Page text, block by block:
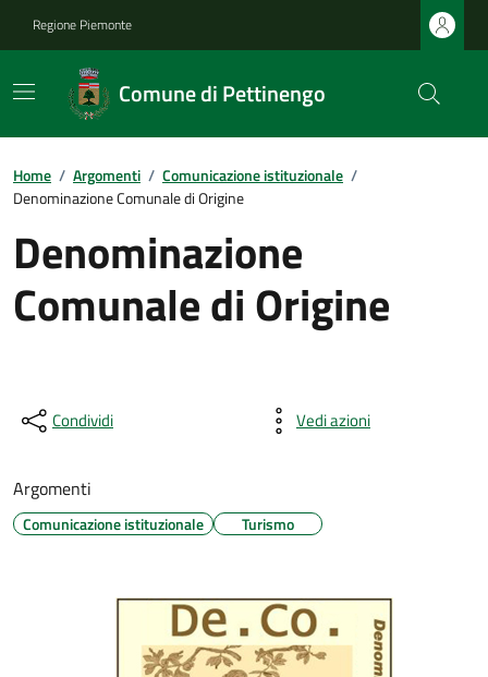
Regione Piemonte
Comune di Pettinengo
Home / Argomenti / Comunicazione istituzionale /
Denominazione Comunale di Origine
Denominazione
Comunale di Origine
Condividi Vedi azioni
Argomenti
Comunicazione istituzionale Turismo